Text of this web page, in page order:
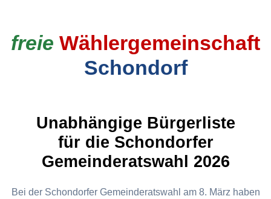
freie Wählergemeinschaft
Schondorf
Unabhängige Bürgerliste
für die Schondorfer
Gemeinderatswahl 2026
Bei der Schondorfer Gemeinderatswahl am 8. März haben